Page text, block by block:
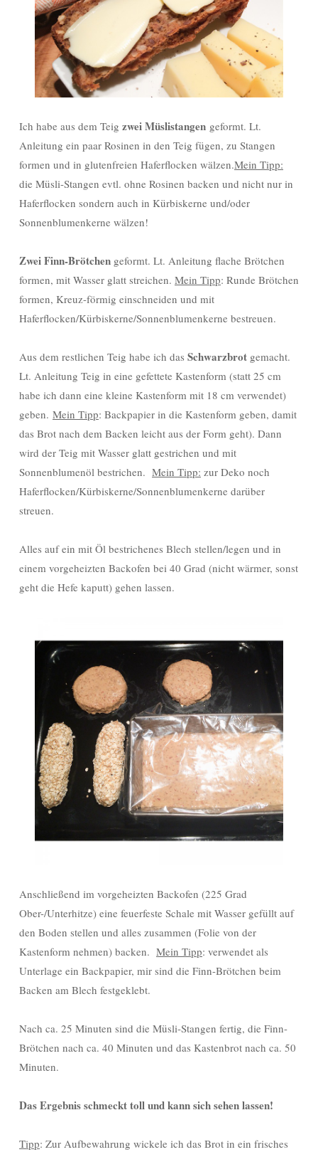
Ich habe aus dem Teig zwei Müslistangen geformt. Lt.
Anleitung ein paar Rosinen in den Teig fügen, zu Stangen
formen und in glutenfreien Haferflocken wälzen.Mein Tipp:
die Müsli-Stangen evtl. ohne Rosinen backen und nicht nur in
Haferflocken sondern auch in Kürbiskerne und/oder
Sonnenblumenkerne wälzen!
Zwei Finn-Brötchen geformt. Lt. Anleitung flache Brötchen
formen, mit Wasser glatt streichen. Mein Tipp: Runde Brötchen
formen, Kreuz-förmig einschneiden und mit
Haferflocken/Kürbiskerne/Sonnenblumenkerne bestreuen.
Aus dem restlichen Teig habe ich das Schwarzbrot gemacht.
Lt. Anleitung Teig in eine gefettete Kastenform (statt 25 cm
habe ich dann eine kleine Kastenform mit 18 cm verwendet)
geben. Mein Tipp: Backpapier in die Kastenform geben, damit
das Brot nach dem Backen leicht aus der Form geht). Dann
wird der Teig mit Wasser glatt gestrichen und mit
Sonnenblumenöl bestrichen. Mein Tipp: zur Deko noch
Haferflocken/Kürbiskerne/Sonnenblumenkerne darüber
streuen.
Alles auf ein mit Öl bestrichenes Blech stellen/legen und in
einem vorgeheizten Backofen bei 40 Grad (nicht wärmer, sonst
geht die Hefe kaputt) gehen lassen.
Anschließend im vorgeheizten Backofen (225 Grad
Ober-/Unterhitze) eine feuerfeste Schale mit Wasser gefüllt auf
den Boden stellen und alles zusammen (Folie von der
Kastenform nehmen) backen. Mein Tipp: verwendet als
Unterlage ein Backpapier, mir sind die Finn-Brötchen beim
Backen am Blech festgeklebt.
Nach ca. 25 Minuten sind die Müsli-Stangen fertig, die Finn-
Brötchen nach ca. 40 Minuten und das Kastenbrot nach ca. 50
Minuten.
Das Ergebnis schmeckt toll und kann sich sehen lassen!
Tipp: Zur Aufbewahrung wickele ich das Brot in ein frisches